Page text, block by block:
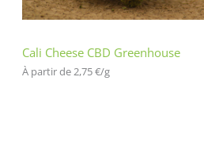
Cali Cheese CBD Greenhouse
À partir de 2,75€/g